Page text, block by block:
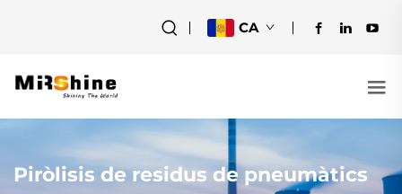
CA
Piròlisis de residus de pneumàtics